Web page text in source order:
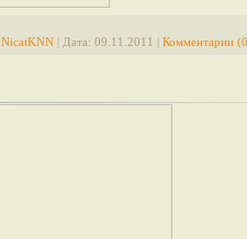
NicatKNN | Дата: 09.11.2011 | Комментарии